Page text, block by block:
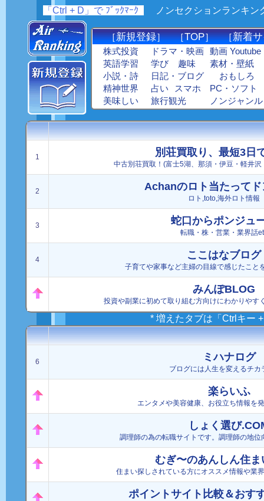
「Ctrl + D」で ﾌﾞｯｸﾏｰｸ ノンセクションランキ
［新規登録］ ［TOP］ ［新着
株式投資
英語学習
小説・詩
精神世界
美味しい
ドラマ・映画
学び
趣味
日記・ブログ
占い
スマホ
旅行観光
動画 Youtube
素材・壁紙
おもしろ
PC・ソフト
ノンジャンル
1 別荘買取り、最短3日
中古別荘買取！(富士5湖、那須・伊豆・軽井
2 Achanのロト当たってド
ロト,toto,海外ロト情報
3 蛇口からポンジュ
転職・株・営業・業界話
4 ここはなブログ
子育てや家事など主婦の目線で感じたこと
みんぽBLOG
投資や副業に初めて取り組む方向けにわかりやす
* 増えたタブは「Ctrlキー
6 ミハナログ
ブログには人生を変えるチカ
楽らいふ
エンタメや美容健康、お役立ち情報を
しょく選び
調理師の為の転職サイトです。調理師の地位
むぎ〜のあんしん住ま
住まい探しされている方にオススメ情報や業
ポイントサイト比較＆おす